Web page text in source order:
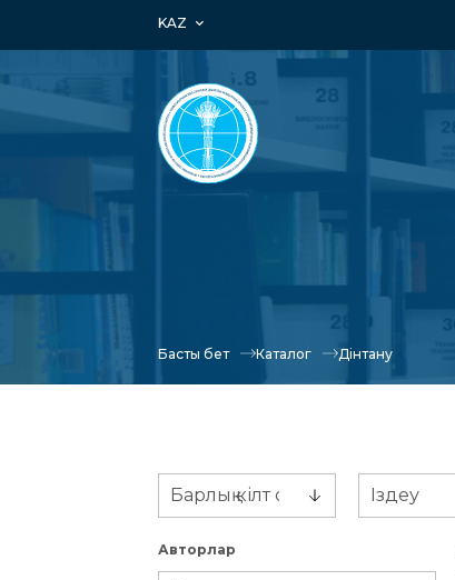
KAZ
Басты бет Каталог Дінтану
Авторлар